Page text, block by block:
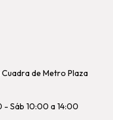
Cuadra de Metro Plaza
- Sáb 10:00 a 14:00